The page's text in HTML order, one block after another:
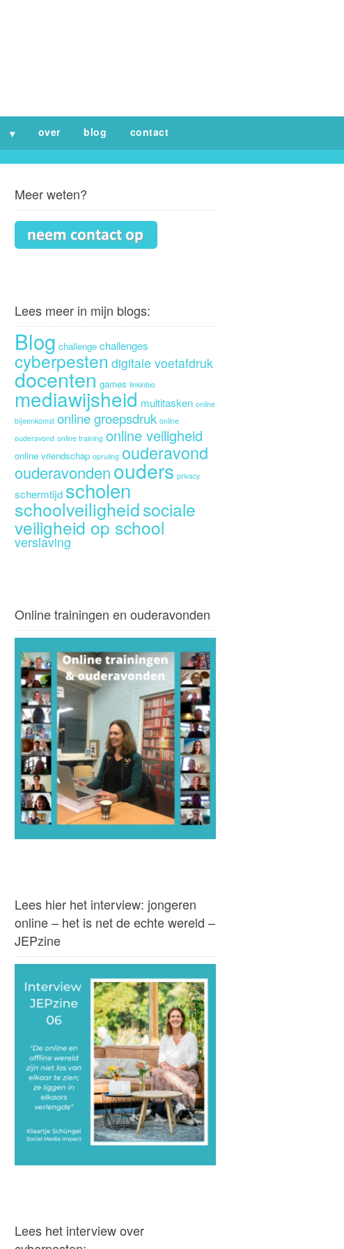
over blog contact
Meer weten?
Lees meer in mijn blogs:
Blog challenge challenges
cyberpesten digitale voetafdruk
docenten games linkinbio
mediawijsheid multitasken online
bijeenkomst online groepsdruk online
ouderavond online training online veiligheid
online vriendschap opruiing ouderavond
ouderavondenouders privacy
schermtijd scholen
schoolveiligheidsociale
veiligheid op school
verslaving
Online trainingen en ouderavonden
Lees hier het interview: jongeren
online – het is net de echte wereld –
JEPzine
Lees het interview over